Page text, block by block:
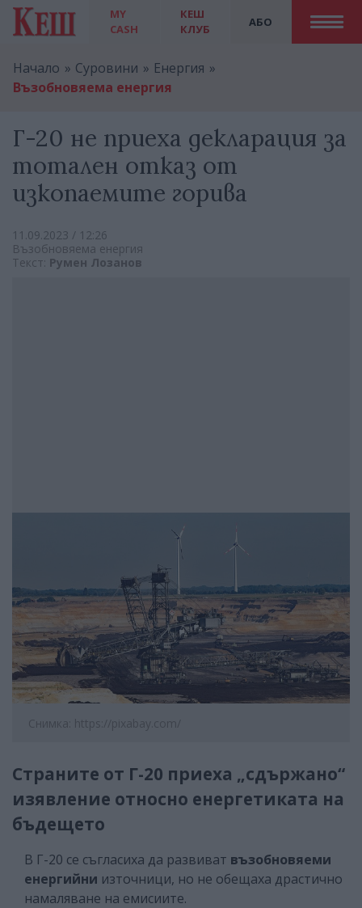
MY
CASH
АБО
КЕШ
КЛУБ
Начало Суровини
Енергия
Възобновяема енергия
Г-20 не приеха декларация за
тотален отказ от
изкопаемите горива
11.09.2023 / 12:26
Възобновяема енергия
Текст: Румен Лозанов
Снимка: https://pixabay.com/
Страните от Г-20 приеха „сдържано“
изявление относно енергетиката на
бъдещето
В Г-20 се съгласиха да развиват възобновяеми
енергийни източници, но не обещаха драстично
намаляване на емисиите.